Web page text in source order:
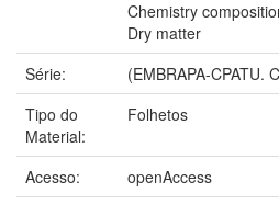
Chemistry
Dry matter
Série:
(EMBRAPA-CPATU.
Tipo do
Material:
Folhetos
Acesso:
openAccess